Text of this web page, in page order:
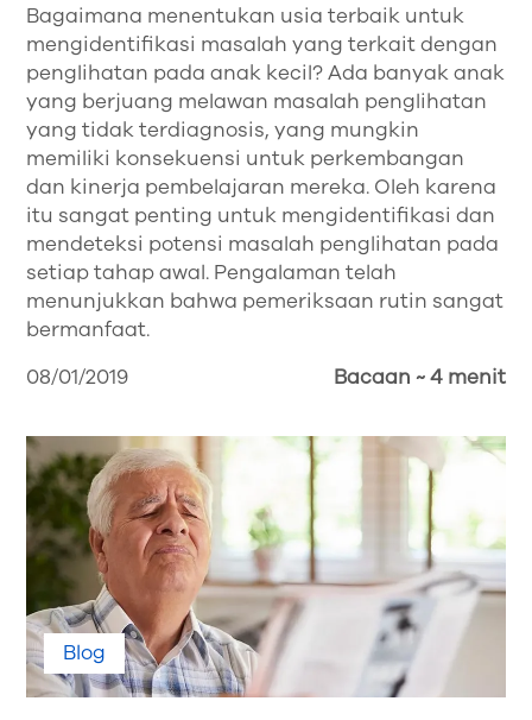
Bagaimana menentukan usia terbaik untuk
mengidentifikasi masalah yang terkait dengan
penglihatan pada anak kecil? Ada banyak anak
yang berjuang melawan masalah penglihatan
yang tidak terdiagnosis, yang mungkin
memiliki konsekuensi untuk perkembangan
dan kinerja pembelajaran mereka. Oleh karena
itu sangat penting untuk mengidentifikasi dan
mendeteksi potensi masalah penglihatan pada
setiap tahap awal. Pengalaman telah
menunjukkan bahwa pemeriksaan rutin sangat
bermanfaat.
08/01/2019
Bacaan ~ 4 menit
Blog